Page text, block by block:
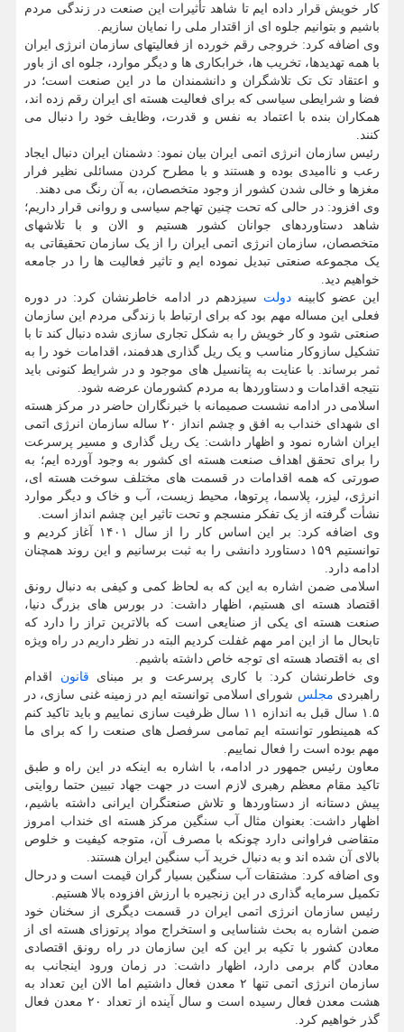
کار خویش قرار داده ایم تا شاهد تأثیرات این صنعت در زندگی مردم
باشیم و بتوانیم جلوه ای از اقتدار ملی را نمایان سازیم.
وی اضافه کرد: خروجی رقم خورده از فعالیتهای سازمان انرژی ایران
با همه تهدیدها، تخریب ها، خرابکاری ها و دیگر موارد، جلوه ای از باور
و اعتقاد تک تک تلاشگران و دانشمندان ما در این صنعت است؛ در
فضا و شرایطی سیاسی که برای فعالیت هسته ای ایران رقم زده اند،
همکاران بنده با اعتماد به نفس و قدرت، وظایف خود را دنبال می
کنند.
رئیس سازمان انرژی اتمی ایران بیان نمود: دشمنان ایران دنبال ایجاد
رعب و ناامیدی بوده و هستند و با مطرح کردن مسائلی نظیر فرار
مغزها و خالی شدن کشور از وجود متخصصان، به آن رنگ می دهند.
وی افزود: در حالی که تحت چنین تهاجم سیاسی و روانی قرار داریم؛
شاهد دستاوردهای جوانان کشور هستیم و الان و با تلاشهای
متخصصان، سازمان انرژی اتمی ایران را از یک سازمان تحقیقاتی به
یک مجموعه صنعتی تبدیل نموده ایم و تاثیر فعالیت ها را در جامعه
خواهیم دید.
این عضو کابینه دولت سیزدهم در ادامه خاطرنشان کرد: در دوره
فعلی این مساله مهم بود که برای ارتباط با زندگی مردم این سازمان
صنعتی شود و کار خویش را به شکل تجاری سازی شده دنبال کند تا با
تشکیل سازوکار مناسب و یک ریل گذاری هدفمند، اقدامات خود را به
ثمر برساند. با عنایت به پتانسیل های موجود و در شرایط کنونی باید
نتیجه اقدامات و دستاوردها به مردم کشورمان عرضه شود.
اسلامی در ادامه نشست صمیمانه با خبرنگاران حاضر در مرکز هسته
ای شهدای خنداب به افق و چشم انداز ۲۰ ساله سازمان انرژی اتمی
ایران اشاره نمود و اظهار داشت: یک ریل گذاری و مسیر پرسرعت
را برای تحقق اهداف صنعت هسته ای کشور به وجود آورده ایم؛ به
صورتی که همه اقدامات در قسمت های مختلف سوخت هسته ای،
انرژی، لیزر، پلاسما، پرتوها، محیط زیست، آب و خاک و دیگر موارد
نشأت گرفته از یک تفکر منسجم و تحت تاثیر این چشم انداز است.
وی اضافه کرد: بر این اساس کار را از سال ۱۴۰۱ آغاز کردیم و
توانستیم ۱۵۹ دستاورد دانشی را به ثبت برسانیم و این روند همچنان
ادامه دارد.
اسلامی ضمن اشاره به این که به لحاظ کمی و کیفی به دنبال رونق
اقتصاد هسته ای هستیم، اظهار داشت: در بورس های بزرگ دنیا،
صنعت هسته ای یکی از صنایعی است که بالاترین تراز را دارد که
تابحال ما از این امر مهم غفلت کردیم البته در نظر داریم در راه ویژه
ای به اقتصاد هسته ای توجه خاص داشته باشیم.
وی خاطرنشان کرد: با کاری پرسرعت و بر مبنای قانون اقدام
راهبردی مجلس شورای اسلامی توانسته ایم در زمینه غنی سازی، در
۱.۵ سال قبل به اندازه ۱۱ سال ظرفیت سازی نماییم و باید تاکید کنم
که همینطور توانسته ایم تمامی سرفصل های صنعت را که برای ما
مهم بوده است را فعال نماییم.
معاون رئیس جمهور در ادامه، با اشاره به اینکه در این راه و طبق
تاکید مقام معظم رهبری لازم است در جهت جهاد تبیین حتما روایتی
پیش دستانه از دستاوردها و تلاش صنعتگران ایرانی داشته باشیم،
اظهار داشت: بعنوان مثال آب سنگین مرکز هسته ای خنداب امروز
متقاضی فراوانی دارد چونکه با مصرف آن، متوجه کیفیت و خلوص
بالای آن شده اند و به دنبال خرید آب سنگین ایران هستند.
وی اضافه کرد: مشتقات آب سنگین بسیار گران قیمت است و درحال
تکمیل سرمایه گذاری در این زنجیره با ارزش افزوده بالا هستیم.
رئیس سازمان انرژی اتمی ایران در قسمت دیگری از سخنان خود
ضمن اشاره به بحث شناسایی و استخراج مواد پرتوزای هسته ای از
معادن کشور با تکیه بر این که این سازمان در راه رونق اقتصادی
معادن گام برمی دارد، اظهار داشت: در زمان ورود اینجانب به
سازمان انرژی اتمی تنها ۲ معدن فعال داشتیم اما الان این تعداد به
هشت معدن فعال رسیده است و سال آینده از تعداد ۲۰ معدن فعال
گذر خواهیم کرد.